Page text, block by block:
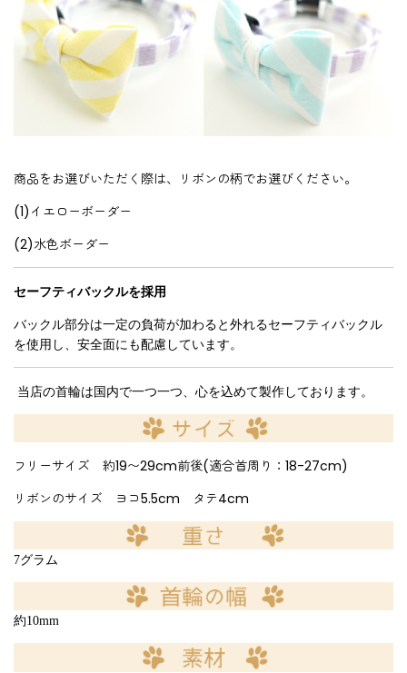
商品をお選びいただく際は、リボンの柄でお選びください。
(1)イエローボーダー
(2)水色ボーダー
セーフティバックルを採用
バックル部分は一定の負荷が加わると外れるセーフティバックル
を使用し、安全面にも配慮しています。
当店の首輪は国内で一つ一つ、心を込めて製作しております。
フリーサイズ 約19〜29cm前後(適合首周り：18-27cm)
リボンのサイズ ヨコ5.5cm タテ4cm
7グラム
約10mm